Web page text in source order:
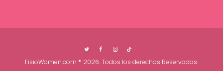
FisioWomen.com ® 2026. Todos los derechos Reservados.